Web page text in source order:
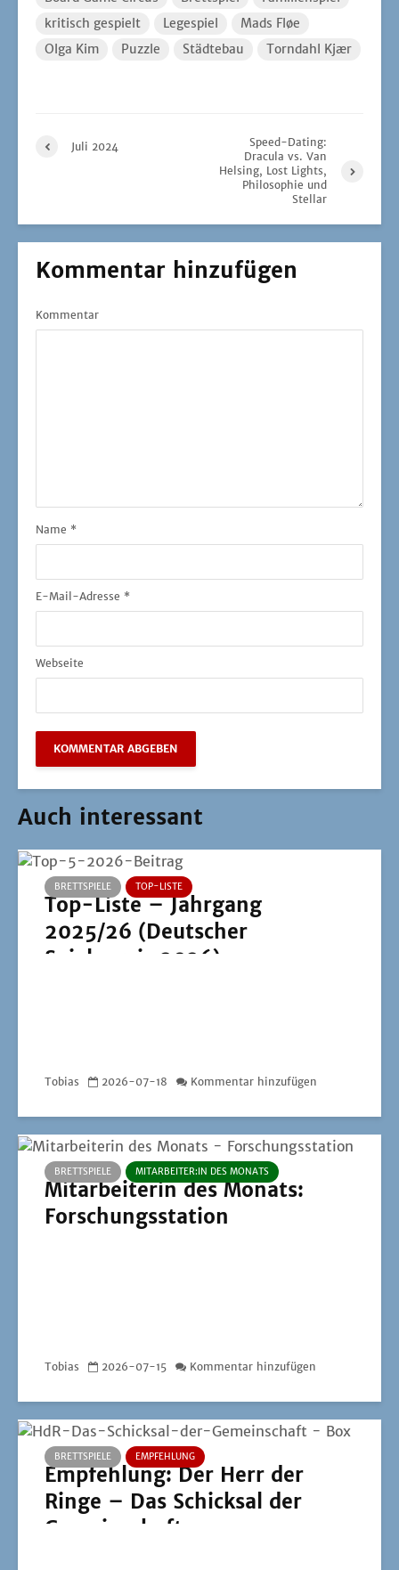
kritisch gespielt
Legespiel
Mads Fløe
Olga Kim
Puzzle Städtebau Torndahl Kjær
Juli 2024
Speed-Dating:
Dracula vs. Van
Helsing, Lost Lights,
Philosophie und
Stellar
Kommentar hinzufügen
Kommentar
Name *
E-Mail-Adresse *
Webseite
Auch interessant
BRETTSPIELE TOP-LISTE
Top-Liste – Jahrgang
2025/26 (Deutscher
Spielepreis 2026)
Tobias 2026-07-18 Kommentar hinzufügen
BRETTSPIELE MITARBEITER:IN DES MONATS
Mitarbeiterin des Monats:
Forschungsstation
Tobias 2026-07-15 Kommentar hinzufügen
BRETTSPIELE EMPFEHLUNG
Empfehlung: Der Herr der
Ringe – Das Schicksal der
Gemeinschaft